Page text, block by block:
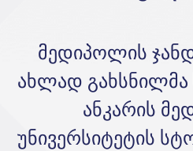
მედიპოლის
ახლად
ანკარის
უნივერსიტეტის